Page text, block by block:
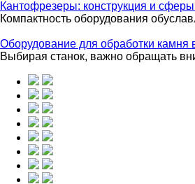
Кантофрезеры: конструкция и
Компактность оборудования
Оборудование для обработки камня
Выбирая станок, важно обращать